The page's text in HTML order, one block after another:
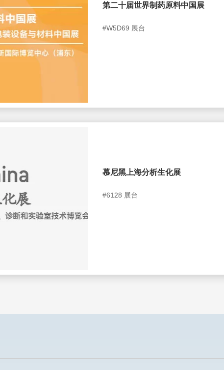
第二十届世界制药原料中国展
#W5D69 展台
慕尼黑上海分析生化展
#6128 展台